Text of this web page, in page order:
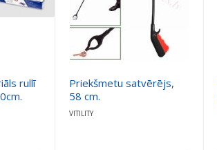
rullī
Priekšmetu satvērējs,
58 cm.
VITILITY